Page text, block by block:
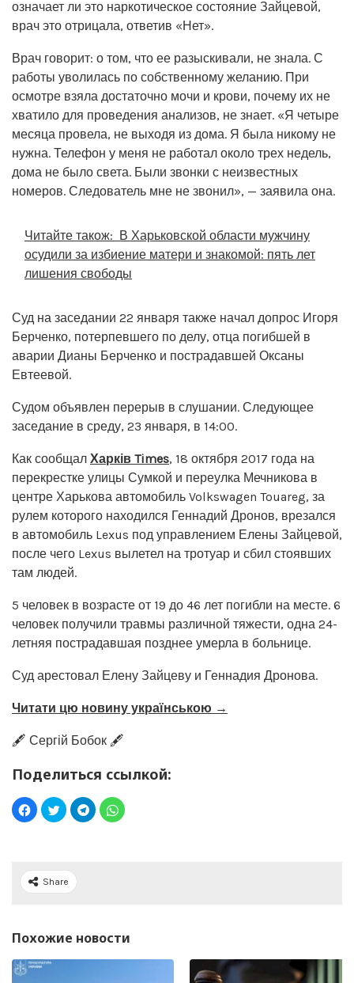
означает ли это наркотическое состояние Зайцевой,
врач это отрицала, ответив «Нет».
Врач говорит: о том, что ее разыскивали, не знала. С
работы уволилась по собственному желанию. При
осмотре взяла достаточно мочи и крови, почему их не
хватило для проведения анализов, не знает. «Я четыре
месяца провела, не выходя из дома. Я была никому не
нужна. Телефон у меня не работал около трех недель,
дома не было света. Были звонки с неизвестных
номеров. Следователь мне не звонил», — заявила она.
Читайте також: В Харьковской области мужчину
осудили за избиение матери и знакомой: пять лет
лишения свободы
Суд на заседании 22 января также начал допрос Игоря
Берченко, потерпевшего по делу, отца погибшей в
аварии Дианы Берченко и пострадавшей Оксаны
Евтеевой.
Судом объявлен перерыв в слушании. Следующее
заседание в среду, 23 января, в 14:00.
Как сообщал Харків Times, 18 октября 2017 года на
перекрестке улицы Сумкой и переулка Мечникова в
центре Харькова автомобиль Volkswagen Touareg, за
рулем которого находился Геннадий Дронов, врезался
в автомобиль Lexus под управлением Елены Зайцевой,
после чего Lexus вылетел на тротуар и сбил стоявших
там людей.
5 человек в возрасте от 19 до 46 лет погибли на месте. 6
человек получили травмы различной тяжести, одна 24-
летняя пострадавшая позднее умерла в больнице.
Суд арестовал Елену Зайцеву и Геннадия Дронова.
Читати цю новину українською →
🖋️ Сергій Бобок 🖋️
Поделиться ссылкой:
Share
Похожие новости